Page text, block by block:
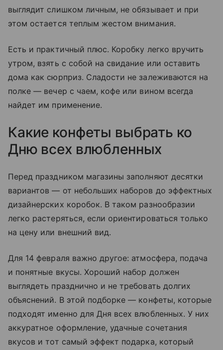
выглядит слишком личным, не обязывает и при
этом остается теплым жестом внимания.
Есть и практичный плюс. Коробку легко вручить
утром, взять с собой на свидание или оставить
дома как сюрприз. Сладости не залеживаются на
полке — вечер с чаем, кофе или вином всегда
найдет им применение.
Какие конфеты выбрать ко
Дню всех влюбленных
Перед праздником магазины заполняют десятки
вариантов — от небольших наборов до эффектных
дизайнерских коробок. В таком разнообразии
легко растеряться, если ориентироваться только
на цену или внешний вид.
Для 14 февраля важно другое: атмосфера, подача
и понятные вкусы. Хороший набор должен
выглядеть празднично и не требовать долгих
объяснений. В этой подборке — конфеты, которые
подходят именно для Дня всех влюбленных. У них
аккуратное оформление, удачные сочетания
вкусов и тот самый эффект подарка, который